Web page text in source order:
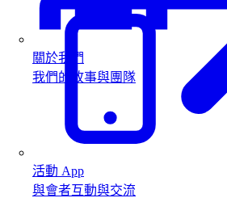
活動 App
與會者互動與交流
關於我們
我們的故事與團隊